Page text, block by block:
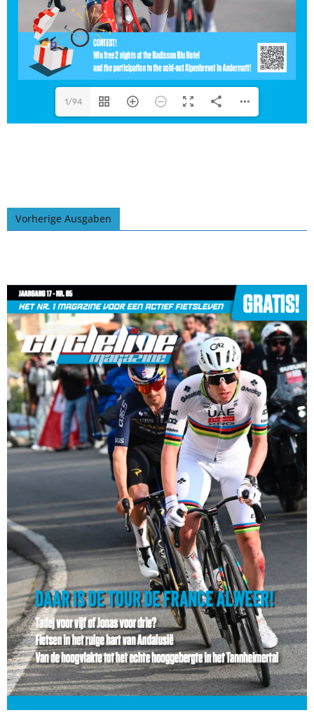
1/94
Vorherige Ausgaben